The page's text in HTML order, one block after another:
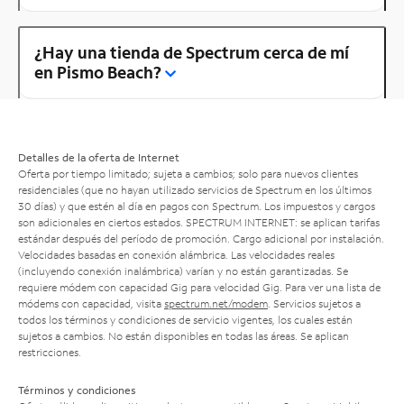
¿Hay una tienda de Spectrum cerca de mí
en Pismo Beach?
Detalles de la oferta de Internet
Oferta por tiempo limitado; sujeta a cambios; solo para nuevos clientes
residenciales (que no hayan utilizado servicios de Spectrum en los últimos
30 días) y que estén al día en pagos con Spectrum. Los impuestos y cargos
son adicionales en ciertos estados. SPECTRUM INTERNET: se aplican tarifas
estándar después del período de promoción. Cargo adicional por instalación.
Velocidades basadas en conexión alámbrica. Las velocidades reales
(incluyendo conexión inalámbrica) varían y no están garantizadas. Se
requiere módem con capacidad Gig para velocidad Gig. Para ver una lista de
módems con capacidad, visita spectrum.net/modem . Servicios sujetos a
todos los términos y condiciones de servicio vigentes, los cuales están
sujetos a cambios. No están disponibles en todas las áreas. Se aplican
restricciones.
Términos y condiciones